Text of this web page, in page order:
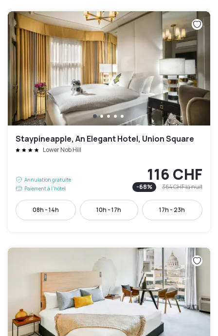
Staypineapple, An Elegant Hotel, Union Square
Lower Nob Hill
Annulation gratuite
Paiement à l'hôtel
116 CHF
-68% 364 CHFla nuit
08h - 14h 10h - 17h 17h - 23h